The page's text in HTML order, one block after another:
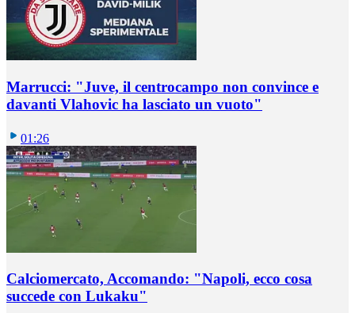
Marrucci: "Juve, il centrocampo non convince e
davanti Vlahovic ha lasciato un vuoto"
01:26
Calciomercato, Accomando: "Napoli, ecco cosa
succede con Lukaku"